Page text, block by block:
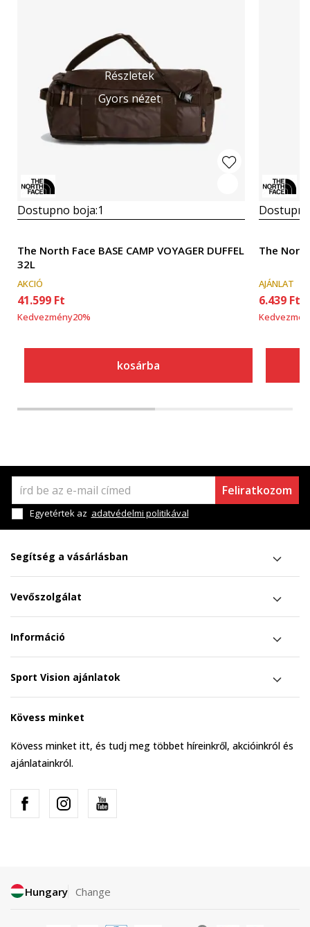
Részletek
Gyors nézet
Dostupno boja:1
The North Face BASE CAMP VOYAGER DUFFEL
32L
AKCIÓ
41.599 Ft
Kedvezmény20%
kosárba
The
AJÁNLAT
6.439 Ft
Feliratkozom
Egyetértek az adatvédelmi politikával
Segítség a vásárlásban
Vevőszolgálat
Információ
Sport Vision ajánlatok
Kövess minket
Kövess minket itt, és tudj meg többet híreinkről, akcióinkról és
ajánlatainkról.
Hungary Change